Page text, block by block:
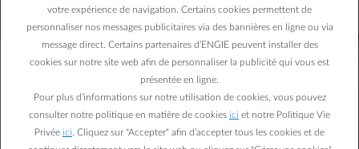
votre expérience de navigation. Certains cookies permettent de
personnaliser nos messages publicitaires via des bannières en ligne ou via
message direct. Certains partenaires d’ENGIE peuvent installer des
cookies sur notre site web afin de personnaliser la publicité qui vous est
présentée en ligne.
Pour plus d’informations sur notre utilisation de cookies, vous pouvez
consulter notre politique en matière de cookies ici et notre Politique Vie
Privée ici . Cliquez sur "Accepter" afin d’accepter tous les cookies et de